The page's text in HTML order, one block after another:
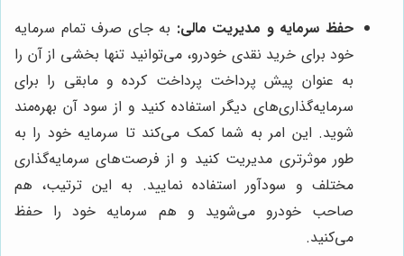
حفظ سرمایه و مدیریت مالی: به جای صرف تمام سرمایه
خود برای خرید نقدی خودرو، می‌توانید تنها بخشی از آن را
به عنوان پیش پرداخت پرداخت کرده و مابقی را برای
سرمایه‌گذاری‌های دیگر استفاده کنید و از سود آن بهره‌مند
شوید. این امر به شما کمک می‌کند تا سرمایه خود را به
طور موثرتری مدیریت کنید و از فرصت‌های سرمایه‌گذاری
مختلف و سودآور استفاده نمایید. به این ترتیب، هم
صاحب خودرو می‌شوید و هم سرمایه خود را حفظ
می‌کنید.